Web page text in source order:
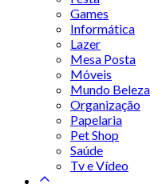
Games
Informática
Lazer
Mesa Posta
Móveis
Mundo Beleza
Organização
Papelaria
Pet Shop
Saúde
Tv e Vídeo